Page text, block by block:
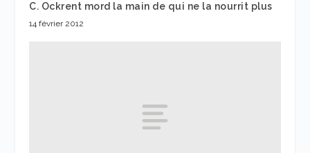
C. Ockrent mord la main de qui ne la nourrit plus
14 février 2012